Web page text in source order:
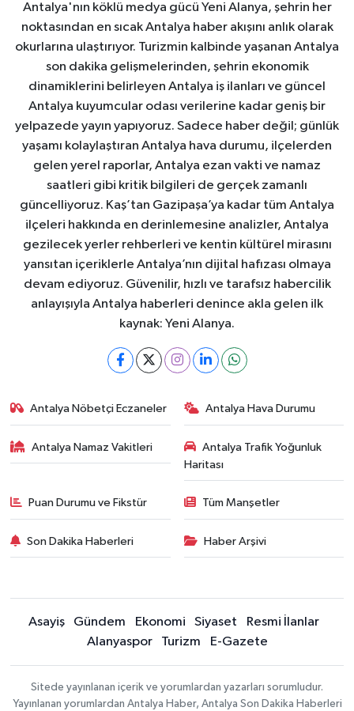
Antalya'nın köklü medya gücü Yeni Alanya, şehrin her
noktasından en sıcak Antalya haber akışını anlık olarak
okurlarına ulaştırıyor. Turizmin kalbinde yaşanan Antalya
son dakika gelişmelerinden, şehrin ekonomik
dinamiklerini belirleyen Antalya iş ilanları ve güncel
Antalya kuyumcular odası verilerine kadar geniş bir
yelpazede yayın yapıyoruz. Sadece haber değil; günlük
yaşamı kolaylaştıran Antalya hava durumu, ilçelerden
gelen yerel raporlar, Antalya ezan vakti ve namaz
saatleri gibi kritik bilgileri de gerçek zamanlı
güncelliyoruz. Kaş’tan Gazipaşa’ya kadar tüm Antalya
ilçeleri hakkında en derinlemesine analizler, Antalya
gezilecek yerler rehberleri ve kentin kültürel mirasını
yansıtan içeriklerle Antalya’nın dijital hafızası olmaya
devam ediyoruz. Güvenilir, hızlı ve tarafsız habercilik
anlayışıyla Antalya haberleri denince akla gelen ilk
kaynak: Yeni Alanya.
Antalya Nöbetçi Eczaneler Antalya Hava Durumu
Antalya Namaz Vakitleri
Antalya Trafik Yoğunluk
Haritası
Puan Durumu ve Fikstür Tüm Manşetler
Son Dakika Haberleri Haber Arşivi
Asayiş Gündem Ekonomi Siyaset
Resmi İlanlar
Alanyaspor
Turizm E-Gazete
Sitede yayınlanan içerik ve yorumlardan yazarları sorumludur.
Yayınlanan yorumlardan Antalya Haber, Antalya Son Dakika Haberleri